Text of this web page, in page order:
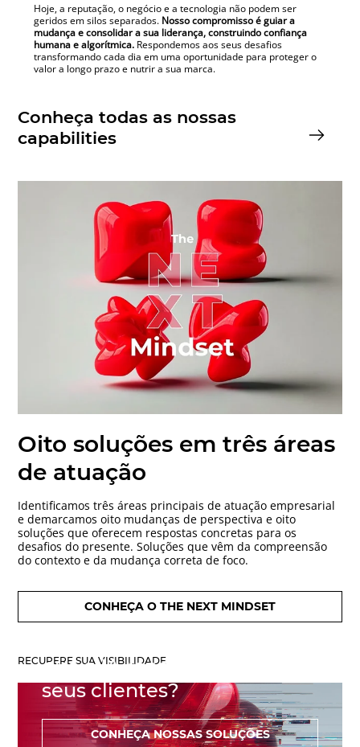
Conheça todas as nossas
capabilities
Hoje, a reputação, o negócio e a tecnologia não podem ser
geridos em silos separados. Nosso compromisso é guiar a
mudança e consolidar a sua liderança, construindo confiança
humana e algorítmica. Respondemos aos seus desafios
transformando cada dia em uma oportunidade para proteger o
valor a longo prazo e nutrir a sua marca.
Oito soluções em três áreas
de atuação
Identificamos três áreas principais de atuação empresarial
e demarcamos oito mudanças de perspectiva e oito
soluções que oferecem respostas concretas para os
desafios do presente. Soluções que vêm da compreensão
do contexto e da mudança correta de foco.
CONHEÇA O THE NEXT MINDSET
RECUPERE SUA VISIBILIDADE
que a IA recomenda aos
seus clientes?
CONHEÇA NOSSAS SOLUÇÕES